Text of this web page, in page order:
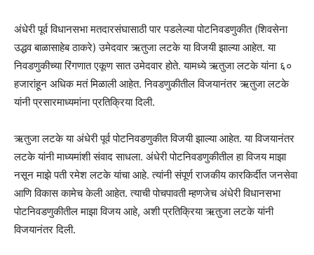
अंधेरी पूर्व विधानसभा मतदारसंघासाठी पार पडलेल्या पोटनिवडणुकीत (शिवसेना
उद्धव बाळासाहेब ठाकरे) उमेदवार ऋतुजा लटके या विजयी झाल्या आहेत. या
निवडणुकीच्या रिंगणात एकूण सात उमेदवार होते. यामध्ये ऋतुजा लटके यांना ६०
हजारांहून अधिक मतं मिळाली आहेत. निवडणुकीतील विजयानंतर ऋतुजा लटके
यांनी प्रसारमाध्यमांना प्रतिक्रिया दिली.
ऋतुजा लटके या अंधेरी पूर्व पोटनिवडणुकीत विजयी झाल्या आहेत. या विजयानंतर
लटके यांनी माध्यमांशी संवाद साधला. अंधेरी पोटनिवडणुकीतील हा विजय माझा
नसून माझे पती रमेश लटके यांचा आहे. त्यांनी संपूर्ण राजकीय कारकिर्दीत जनसेवा
आणि विकास कामेच केली आहेत. त्याची पोचपावती म्हणजेच अंधेरी विधानसभा
पोटनिवडणुकीतील माझा विजय आहे, अशी प्रतिक्रिया ऋतुजा लटके यांनी
विजयानंतर दिली.